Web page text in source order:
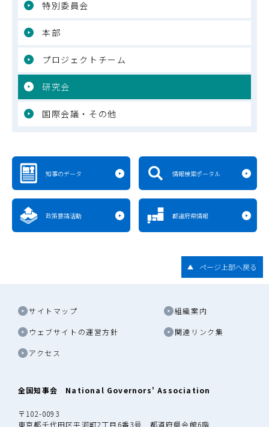
特別委員会
本部
プロジェクトチーム
研究会
国際会議・その他
知事のデータ 情報検索ポータル
政策要請活動 都道府県情報
ページ上部へ戻る
サイトマップ 組織案内
ウェブサイトの運営方針 関連リンク集
アクセス
全国知事会 National Governors' Association
〒102-0093
東京都千代田区平河町2丁目6番3号 都道府県会館6階